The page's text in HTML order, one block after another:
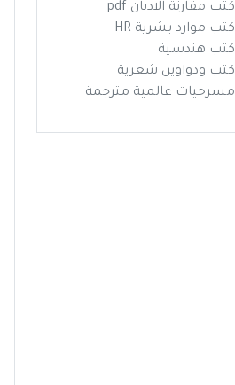
كتب مقارنة الاديان pdf
كتب موارد بشرية HR
كتب هندسية
كتب ودواوين شعرية
مسرحيات عالمية مترجمة